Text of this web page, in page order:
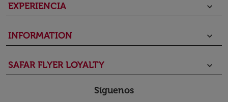
EXPERIENCIA keyboard_arrow_down
INFORMATION keyboard_arrow_down
SAFAR FLYER LOYALTY keyboard_arrow_down
Síguenos